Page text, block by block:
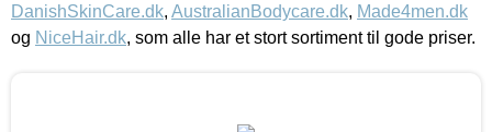
DanishSkinCare.dk, AustralianBodycare.dk, Made4men.dk
og NiceHair.dk, som alle har et stort sortiment til gode priser.